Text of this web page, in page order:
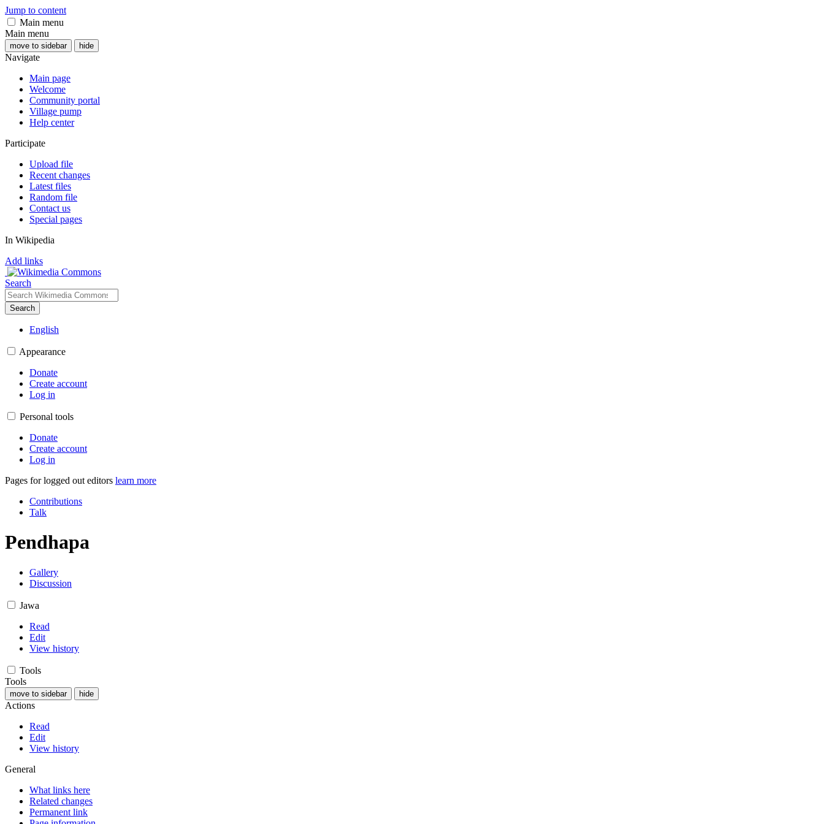
Jump to content
Main menu
Main menu
move to sidebar hide
Navigate
Main page
Welcome
Community portal
Village pump
Help center
Participate
Upload file
Recent changes
Latest files
Random file
Contact us
Special pages
In Wikipedia
Add links
Search
Search
English
Appearance
Donate
Create account
Log in
Personal tools
Donate
Create account
Log in
Pages for logged out editors learn more
Contributions
Talk
Pendhapa
Gallery
Discussion
Jawa
Read
Edit
View history
Tools
Tools
move to sidebar hide
Actions
Read
Edit
View history
General
What links here
Related changes
Permanent link